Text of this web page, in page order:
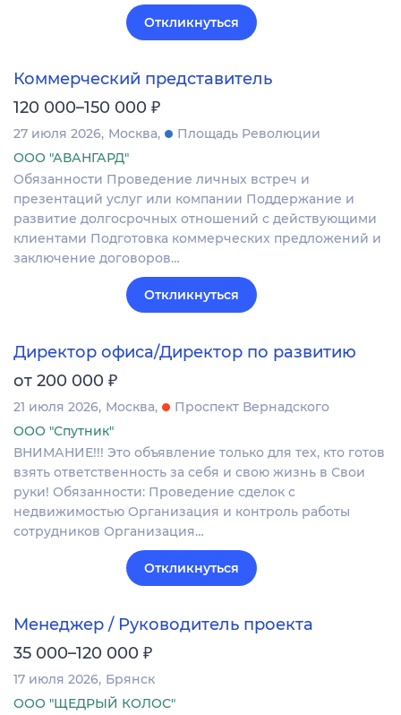
Откликнуться
Коммерческий представитель
120 000–150 000 ₽
27 июля 2026 Москва
Площадь Революции
ООО "АВАНГАРД"
Обязанности Проведение личных встреч и
презентаций услуг или компании Поддержание и
развитие долгосрочных отношений с действующими
клиентами Подготовка коммерческих предложений и
заключение договоров…
Откликнуться
Директор офиса/Директор по развитию
от 200 000 ₽
21 июля 2026 Москва
Проспект Вернадского
ООО "Спутник"
ВНИМАНИЕ!!! Это объявление только для тех, кто готов
взять ответственность за себя и свою жизнь в Свои
руки! Обязанности: Проведение сделок с
недвижимостью Организация и контроль работы
сотрудников Организация…
Откликнуться
Менеджер / Руководитель проекта
35 000–120 000 ₽
17 июля 2026 Брянск
ООО "ЩЕДРЫЙ КОЛОС"